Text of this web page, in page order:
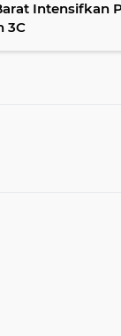
Intensifkan
3C